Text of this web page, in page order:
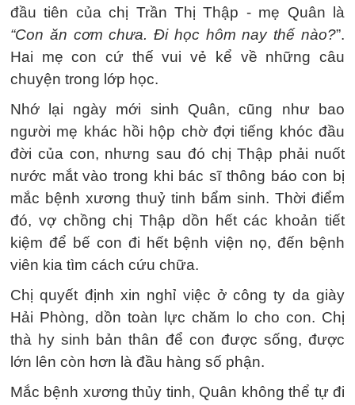
đầu tiên của chị Trần Thị Thập - mẹ Quân là
“Con ăn cơm chưa. Đi học hôm nay thế nào?”.
Hai mẹ con cứ thế vui vẻ kể về những câu
chuyện trong lớp học.
Nhớ lại ngày mới sinh Quân, cũng như bao
người mẹ khác hồi hộp chờ đợi tiếng khóc đầu
đời của con, nhưng sau đó chị Thập phải nuốt
nước mắt vào trong khi bác sĩ thông báo con bị
mắc bệnh xương thuỷ tinh bẩm sinh. Thời điểm
đó, vợ chồng chị Thập dồn hết các khoản tiết
kiệm để bế con đi hết bệnh viện nọ, đến bệnh
viên kia tìm cách cứu chữa.
Chị quyết định xin nghỉ việc ở công ty da giày
Hải Phòng, dồn toàn lực chăm lo cho con. Chị
thà hy sinh bản thân để con được sống, được
lớn lên còn hơn là đầu hàng số phận.
Mắc bệnh xương thủy tinh, Quân không thể tự đi